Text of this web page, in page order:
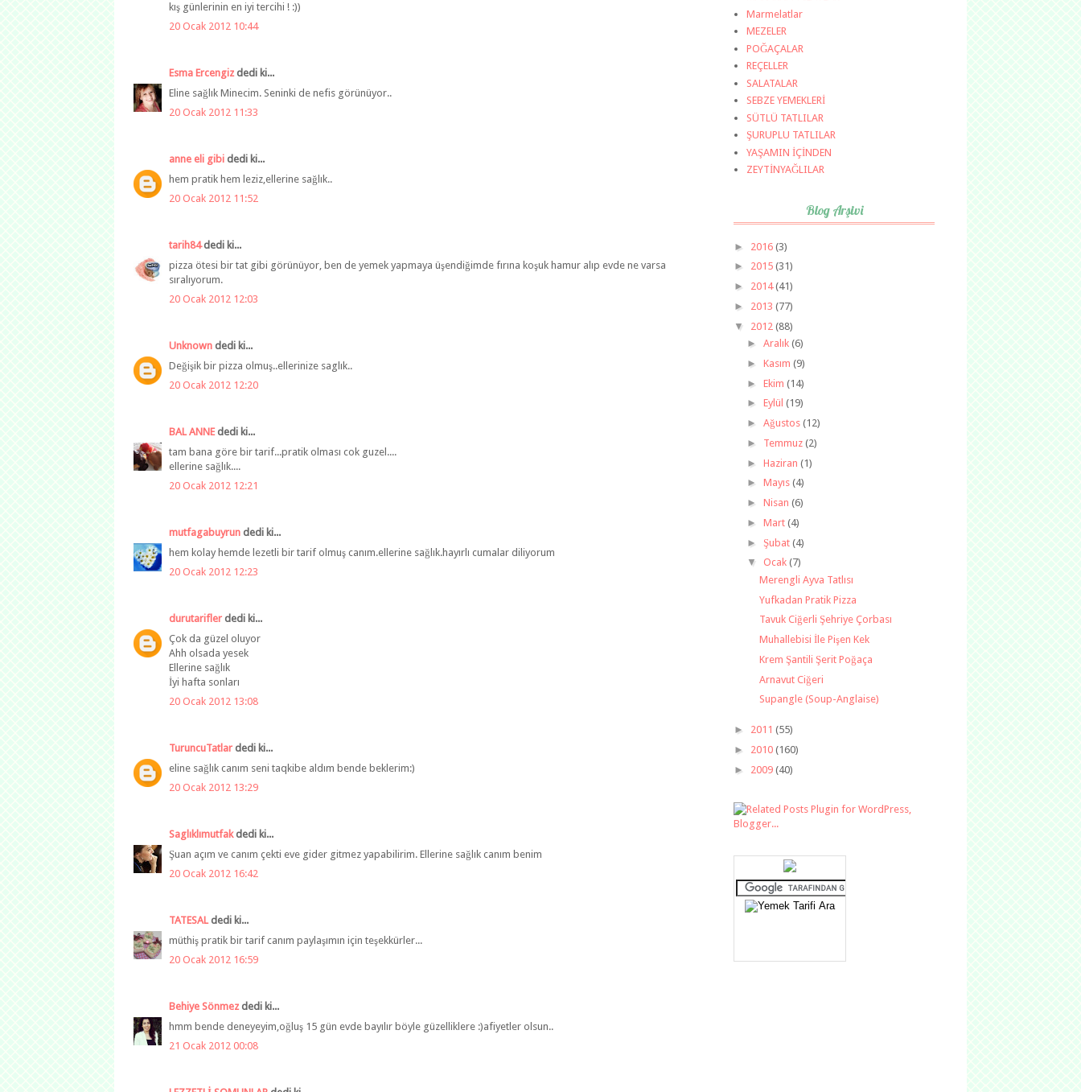
kış günlerinin en iyi tercihi ! :))
20 Ocak 2012 10:44
Esma Ercengiz dedi ki...
Eline sağlık Minecim. Seninki de nefis görünüyor..
20 Ocak 2012 11:33
anne eli gibi dedi ki...
hem pratik hem leziz,ellerine sağlık..
20 Ocak 2012 11:52
tarih84dedi ki...
pizza ötesi bir tat gibi görünüyor, ben de yemek yapmaya üşendiğimde fırına koşuk hamur alıp evde ne varsa
sıralıyorum.
20 Ocak 2012 12:03
Unknown dedi ki...
Değişik bir pizza olmuş..ellerinize saglık..
20 Ocak 2012 12:20
BAL ANNEdedi ki...
tam bana göre bir tarif...pratik olması cok guzel....
ellerine sağlık....
20 Ocak 2012 12:21
mutfagabuyrun dedi ki...
hem kolay hemde lezetli bir tarif olmuş canım.ellerine sağlık.hayırlı cumalar diliyorum
20 Ocak 2012 12:23
durutarifler dedi ki...
Çok da güzel oluyor
Ahh olsada yesek
Ellerine sağlık
İyi hafta sonları
20 Ocak 2012 13:08
TuruncuTatlar dedi ki...
eline sağlık canım seni taqkibe aldım bende beklerim:)
20 Ocak 2012 13:29
Saglıklımutfakdedi ki...
Şuan açım ve canım çekti eve gider gitmez yapabilirim. Ellerine sağlık canım benim
20 Ocak 2012 16:42
TATESALdedi ki...
müthiş pratik bir tarif canım paylaşımın için teşekkürler...
20 Ocak 2012 16:59
Behiye Sönmez dedi ki...
hmm bende deneyeyim,oğluş 15 gün evde bayılır böyle güzelliklere :)afiyetler olsun..
21 Ocak 2012 00:08
Marmelatlar
MEZELER
POĞAÇALAR
REÇELLER
SALATALAR
SEBZE YEMEKLERİ
SÜTLÜ TATLILAR
ŞURUPLU TATLILAR
YAŞAMIN İÇİNDEN
ZEYTİNYAĞLILAR
Blog Arşivi
► 2016 (3)
► 2015 (31)
► 2014(41)
► 2013 (77)
▼ 2012 (88)
► Aralık (6)
► Kasım (9)
► Ekim (14)
► Eylül (19)
► Ağustos (12)
► Temmuz (2)
► Haziran (1)
► Mayıs (4)
► Nisan (6)
► Mart (4)
► Şubat (4)
▼ Ocak (7)
Merengli Ayva Tatlısı
Yufkadan Pratik Pizza
Tavuk Ciğerli Şehriye Çorbası
Muhallebisi İle Pişen Kek
Krem Şantili Şerit Poğaça
Arnavut Ciğeri
Supangle (Soup-Anglaise)
► 2011 (55)
► 2010 (160)
► 2009 (40)